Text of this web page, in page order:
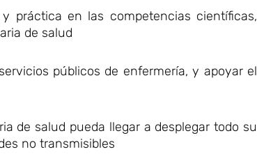
práctica en las competencias científicas,
de salud
públicos de enfermería, y apoyar el
de salud pueda llegar a desplegar todo su
no transmisibles